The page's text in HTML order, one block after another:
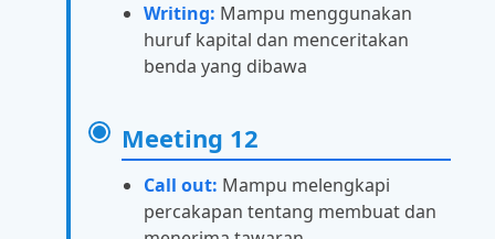
Writing: Mampu menggunakan
huruf kapital dan menceritakan
benda yang dibawa
Meeting 12
Call out: Mampu melengkapi
percakapan tentang membuat dan